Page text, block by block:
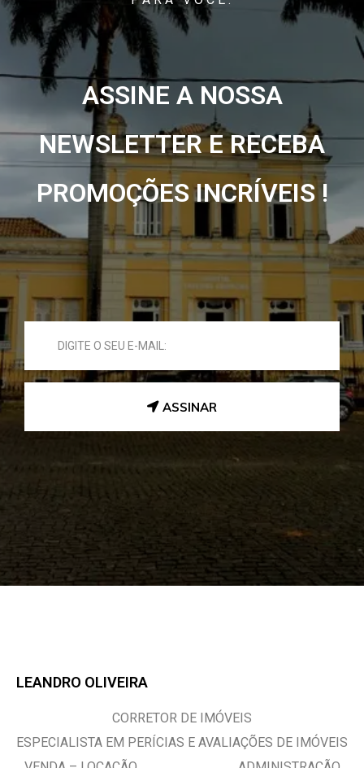
ASSINE A NOSSA
NEWSLETTER E RECEBA
PROMOÇÕES INCRÍVEIS !
ASSINAR
LEANDRO OLIVEIRA
CORRETOR DE IMÓVEIS
ESPECIALISTA EM PERÍCIAS E AVALIAÇÕES DE IMÓVEIS